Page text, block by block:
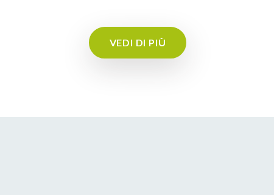
VEDI DI PIÙ